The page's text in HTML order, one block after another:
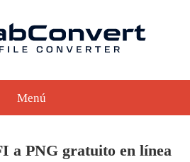
Menú
a PNG gratuito en línea